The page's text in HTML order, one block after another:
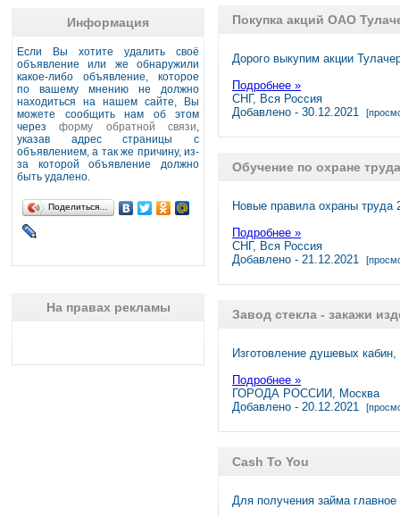
Информация
Если Вы хотите удалить своё
объявление или же обнаружили
какое-либо объявление, которое
по вашему мнению не должно
находиться на нашем сайте, Вы
можете сообщить нам об этом
черезформу обратной связи,
указав адрес страницы с
объявлением, а так же причину, из-
за которой объявление должно
быть удалено.
Поделиться…
На правах рекламы
Покупка акций ОАО
Дорого выкупим акции
Подробнее »
СНГ, Вся Россия
Добавлено - 30.12.2021
Обучение по охране
Новые правила охраны труда
Подробнее »
СНГ, Вся Россия
Добавлено - 21.12.2021
Завод стекла - закажи
Изготовление душевых
Подробнее »
ГОРОДА РОССИИ, Москва
Добавлено - 20.12.2021
Cash To You
Для получения займа